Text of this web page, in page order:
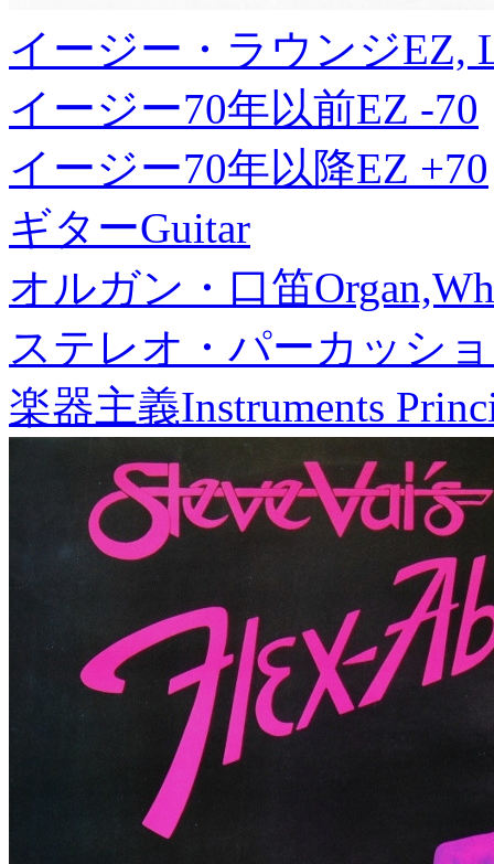
イージー・ラウンジEZ,
イージー70年以前EZ -70
イージー70年以降EZ +70
ギターGuitar
オルガン・口笛
ステレオ・パーカッシ
楽器主義Instruments